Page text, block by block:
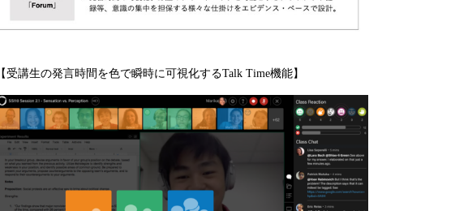
【受講生の発言時間を色で瞬時に可視化するTalk Time機能】